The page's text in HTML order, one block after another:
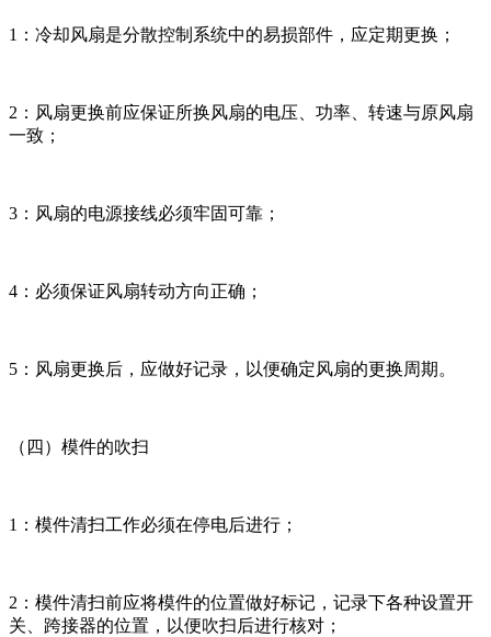
1：冷却风扇是分散控制系统中的易损部件，应定期更换；
2：风扇更换前应保证所换风扇的电压、功率、转速与原风扇
一致；
3：风扇的电源接线必须牢固可靠；
4：必须保证风扇转动方向正确；
5：风扇更换后，应做好记录，以便确定风扇的更换周期。
（四）模件的吹扫
1：模件清扫工作必须在停电后进行；
2：模件清扫前应将模件的位置做好标记，记录下各种设置开
关、跨接器的位置，以便吹扫后进行核对；